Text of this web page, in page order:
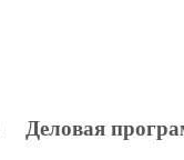
Деловая